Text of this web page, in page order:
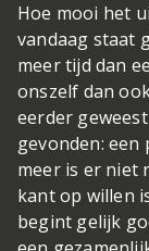
Hoe mooi het
vandaag staat
meer tijd dan
onszelf dan
eerder
gevonden:
meer is er niet
kant op willen
begint gelijk